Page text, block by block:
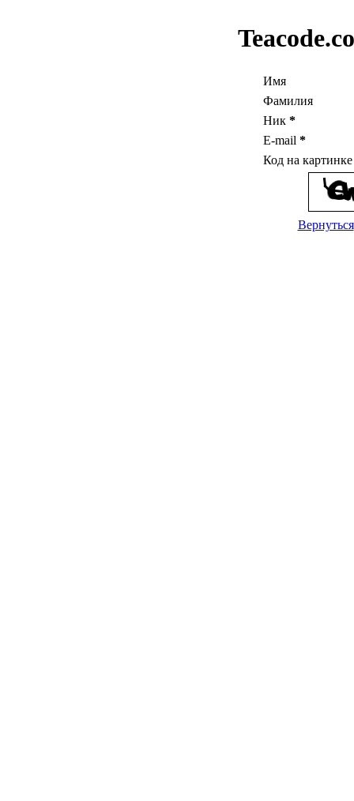
Имя
Фамилия
Ник *
E-mail *
Код на
Вернуться